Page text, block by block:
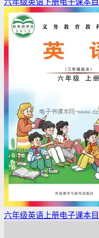
六年级英语上册电子课本